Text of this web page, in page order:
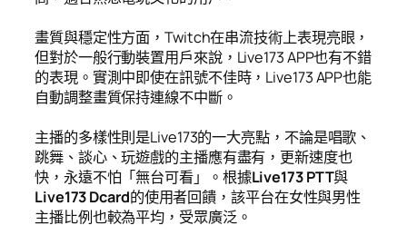
畫質與穩定性方面，Twitch在串流技術上表現亮眼，
但對於一般行動裝置用戶來說，Live173 APP也有不錯
的表現。實測中即使在訊號不佳時，Live173 APP也能
自動調整畫質保持連線不中斷。
主播的多樣性則是Live173的一大亮點，不論是唱歌、
跳舞、談心、玩遊戲的主播應有盡有，更新速度也
快，永遠不怕「無台可看」。根據Live173 PTT與
Live173 Dcard的使用者回饋，該平台在女性與男性
主播比例也較為平均，受眾廣泛。